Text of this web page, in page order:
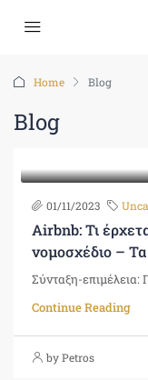
Home Blog
Blog
01/11/2023
Airbnb: Τι
νομοσχέδιο –
Σύνταξη-επιμέλεια:
Continue Reading
by Petros